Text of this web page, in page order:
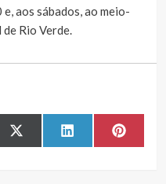
aos sábados, ao meio-
Rio Verde.
Share
on
X
(Twitter)
Share
on
LinkedIn Share
on